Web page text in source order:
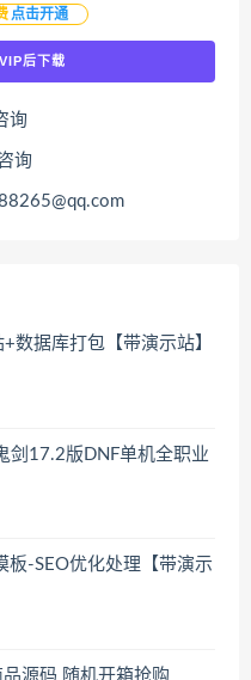
点击开通
后下载
询
询
数据库打包【带演示站】
剑17.2版DNF单机全职业
板-SEO优化处理【带演示
源码 随机开箱抢购